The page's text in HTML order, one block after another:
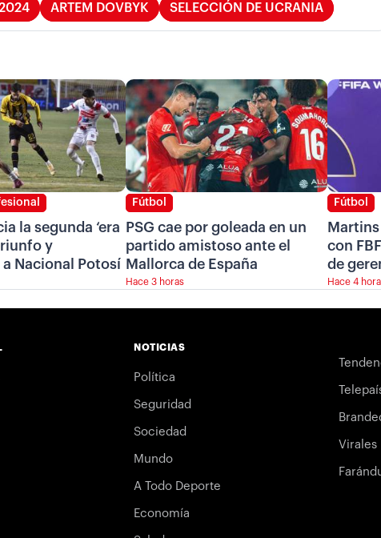
ARTEM DOVBYK SELECCIÓN DE UCRANIA
la segunda ‘era
y
Nacional Potosí
Fútbol
PSG cae por goleada en un
partido amistoso ante el
Mallorca de España
Hace 3 horas
Fútbol
con
de
Hace 4
NOTICIAS
Política
Seguridad
Sociedad
Mundo
A Todo Deporte
Economía
Virales